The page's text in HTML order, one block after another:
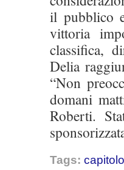
il pubblico
vittoria
classifica,
Delia
“Non
domani
Roberti.
Tags: